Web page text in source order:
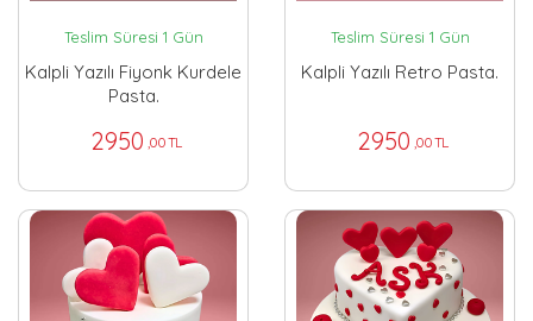
Teslim Süresi 1 Gün
Kalpli Yazılı Fiyonk Kurdele
Pasta.
2950 ,00 TL
Teslim Süresi 1 Gün
Kalpli Yazılı Retro Pasta.
2950 ,00 TL